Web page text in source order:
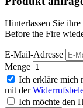
Hinterlassen Sie
Before the Fire
E-Mail-Adresse
Menge
Ich erkläre mich
mit der
Ich möchte den